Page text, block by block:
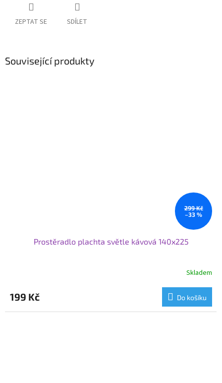
ZEPTAT SE SDÍLET
Související produkty
299 Kč
–33 %
Prostěradlo plachta světle kávová 140x225
Skladem
199 Kč Do košíku